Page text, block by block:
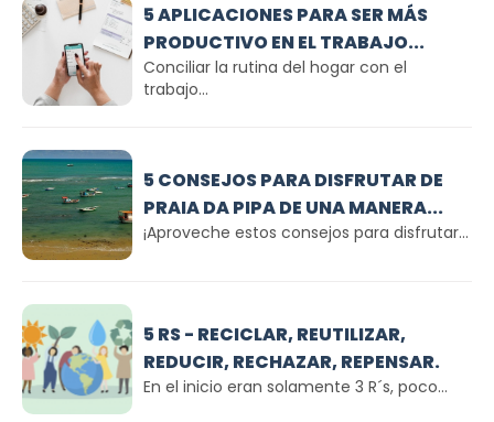
5 APLICACIONES PARA SER MÁS
PRODUCTIVO EN EL TRABAJO...
Conciliar la rutina del hogar con el
trabajo...
5 CONSEJOS PARA DISFRUTAR DE
PRAIA DA PIPA DE UNA MANERA...
¡Aproveche estos consejos para disfrutar...
5 RS - RECICLAR, REUTILIZAR,
REDUCIR, RECHAZAR, REPENSAR.
En el inicio eran solamente 3 R´s, poco...